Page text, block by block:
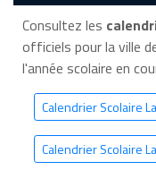
Consultez les
officiels pour la ville
l'année scolaire en
Calendrier Scolaire
Calendrier Scolaire